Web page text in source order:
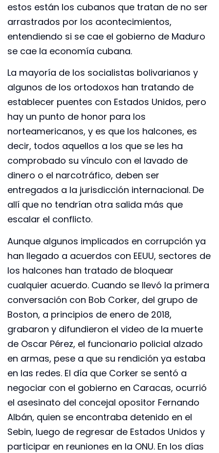
estos están los cubanos que tratan de no ser
arrastrados por los acontecimientos,
entendiendo si se cae el gobierno de Maduro
se cae la economía cubana.
La mayoría de los socialistas bolivarianos y
algunos de los ortodoxos han tratando de
establecer puentes con Estados Unidos, pero
hay un punto de honor para los
norteamericanos, y es que los halcones, es
decir, todos aquellos a los que se les ha
comprobado su vínculo con el lavado de
dinero o el narcotráfico, deben ser
entregados a la jurisdicción internacional. De
allí que no tendrían otra salida más que
escalar el conflicto.
Aunque algunos implicados en corrupción ya
han llegado a acuerdos con EEUU, sectores de
los halcones han tratado de bloquear
cualquier acuerdo. Cuando se llevó la primera
conversación con Bob Corker, del grupo de
Boston, a principios de enero de 2018,
grabaron y difundieron el video de la muerte
de Oscar Pérez, el funcionario policial alzado
en armas, pese a que su rendición ya estaba
en las redes. El día que Corker se sentó a
negociar con el gobierno en Caracas, ocurrió
el asesinato del concejal opositor Fernando
Albán, quien se encontraba detenido en el
Sebin, luego de regresar de Estados Unidos y
participar en reuniones en la ONU. En los días